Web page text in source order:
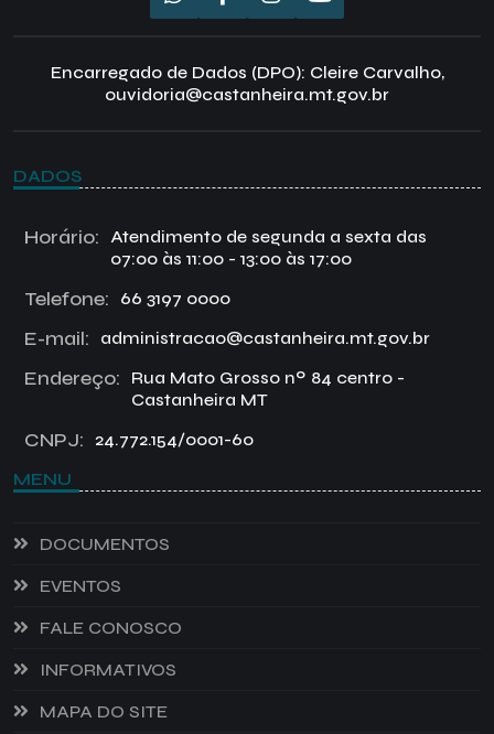
Encarregado de Dados (DPO): Cleire Carvalho,
ouvidoria@castanheira.mt.gov.br
DADOS
Horário:
Atendimento de segunda a sexta das
07:00 às 11:00 - 13:00 às 17:00
Telefone: 66 3197 0000
E-mail: administracao@castanheira.mt.gov.br
Endereço:
Rua Mato Grosso nº 84 centro -
Castanheira MT
CNPJ: 24.772.154/0001-60
MENU
DOCUMENTOS
EVENTOS
FALE CONOSCO
INFORMATIVOS
MAPA DO SITE